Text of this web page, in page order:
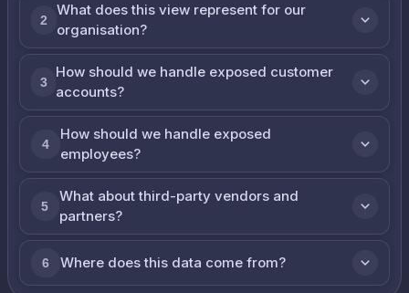
2
What does this view represent for our
organisation?
3
How should we handle exposed customer
accounts?
4
How should we handle exposed
employees?
5
What about third-party vendors and
partners?
6 Where does this data come from?